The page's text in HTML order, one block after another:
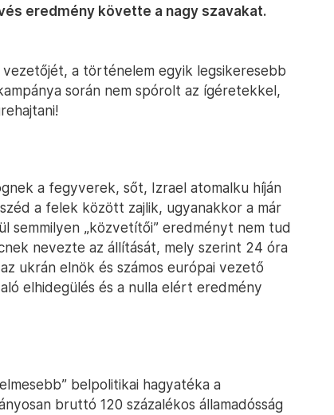
eredmény követte a nagy szavakat.
a történelem egyik legsikeresebb
során nem spórolt az ígéretekkel,
a fegyverek, sőt, Izrael atomalku híján
a felek között zajlik, ugyanakkor a már
semmilyen „közvetítői” eredményt nem tud
nevezte az állítását, mely szerint 24 óra
ukrán elnök és számos európai vezető
elhidegülés és a nulla elért eredmény
belpolitikai hagyatéka a
bruttó 120 százalékos államadósság